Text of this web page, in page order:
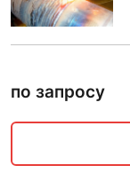
по запросу